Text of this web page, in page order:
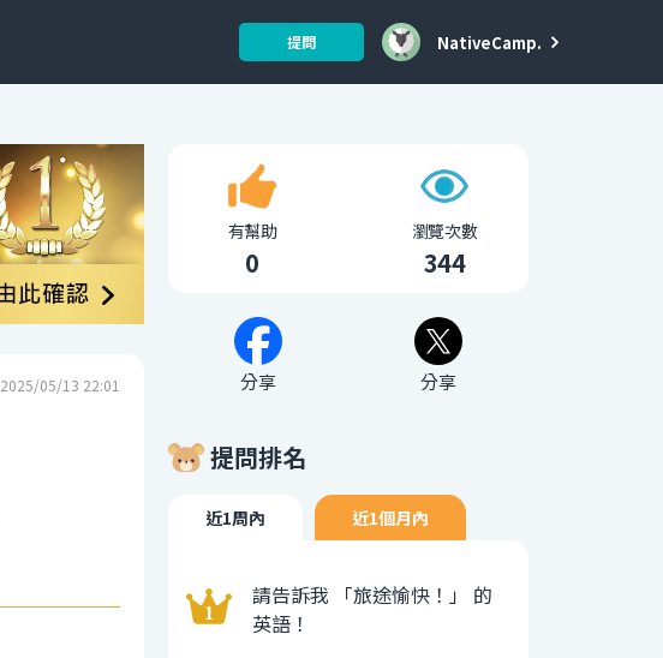
提問 NativeCamp.
2025/05/13 22:01
有幫助
0
瀏覽次數
344
分享 分享
提問排名
近1周內 近1個月內
請告訴我 「旅途愉快！」 的
英語！